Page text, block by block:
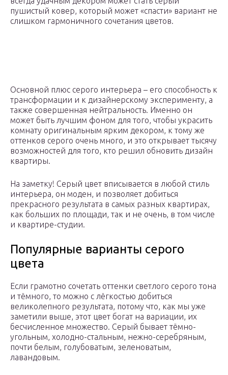
пушистый ковер, который может «спасти» вариант не
слишком гармоничного сочетания цветов.
Основной плюс серого интерьера – его способность к
трансформации и к дизайнерскому эксперименту, а
также совершенная нейтральность. Именно он
может быть лучшим фоном для того, чтобы украсить
комнату оригинальным ярким декором, к тому же
оттенков серого очень много, и это открывает тысячу
возможностей для того, кто решил обновить дизайн
квартиры.
На заметку! Серый цвет вписывается в любой стиль
интерьера, он моден, и позволяет добиться
прекрасного результата в самых разных квартирах,
как больших по площади, так и не очень, в том числе
и квартире-студии.
Популярные варианты серого
цвета
Если грамотно сочетать оттенки светлого серого тона
и тёмного, то можно с лёгкостью добиться
великолепного результата, потому что, как мы уже
заметили выше, этот цвет богат на вариации, их
бесчисленное множество. Серый бывает тёмно-
угольным, холодно-стальным, нежно-серебряным,
почти белым, голубоватым, зеленоватым,
лавандовым.